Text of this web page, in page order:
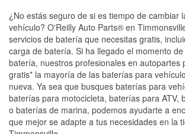
¿No estás seguro de si es tiempo de cambiar
vehículo? O'Reilly Auto Parts® en
servicios de batería que necesitas gratis,
carga de batería. Si ha llegado el momento
batería, nuestros profesionales en autopartes
gratis* la mayoría de las baterías para
nueva. Ya sea que busques baterías para
baterías para motocicleta, baterías para ATV,
o baterías de marina, podemos ayudarte a
que mejor se adapte a tus necesidades en la